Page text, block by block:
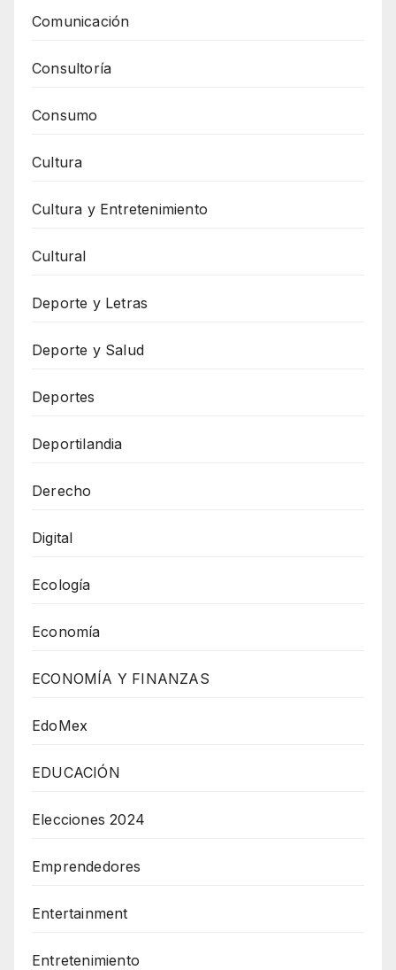
Comunicación
Consultoría
Consumo
Cultura
Cultura y Entretenimiento
Cultural
Deporte y Letras
Deporte y Salud
Deportes
Deportilandia
Derecho
Digital
Ecología
Economía
ECONOMÍA Y FINANZAS
EdoMex
EDUCACIÓN
Elecciones 2024
Emprendedores
Entertainment
Entretenimiento